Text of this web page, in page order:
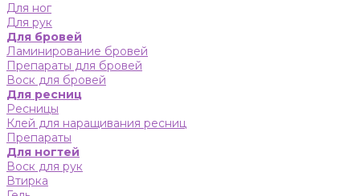
Для ног
Для рук
Для бровей
Ламинирование бровей
Препараты для бровей
Воск для бровей
Для ресниц
Ресницы
Клей для наращивания ресниц
Препараты
Для ногтей
Воск для рук
Втирка